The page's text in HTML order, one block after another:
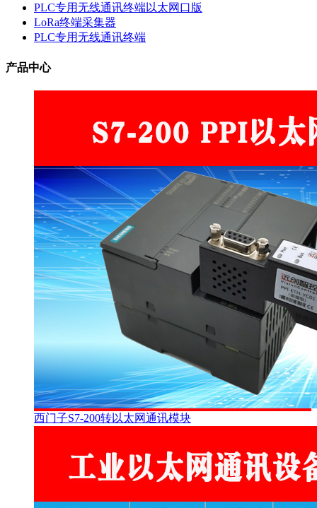
PLC专用无线通讯终端以太网口版
LoRa终端采集器
PLC专用无线通讯终端
产品中心
西门子S7-200转以太网通讯模块